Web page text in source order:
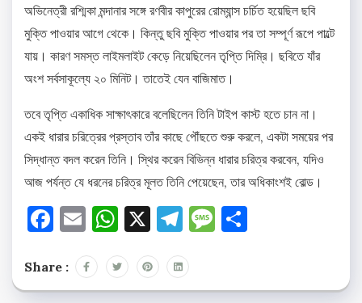
অভিনেত্রী রশ্মিকা মন্দানার সঙ্গে রণবীর কাপুরের রোম্যান্স চর্চিত হয়েছিল ছবি
মুক্তি পাওয়ার আগে থেকে। কিন্তু ছবি মুক্তি পাওয়ার পর তা সম্পূর্ণ রূপে পাল্টে
যায়। কারণ সমস্ত লাইমলাইট কেড়ে নিয়েছিলেন তৃপ্তি দিম্রি। ছবিতে যাঁর
অংশ সর্বসাকূল্যে ২০ মিনিট। তাতেই যেন বাজিমাত।
তবে তৃপ্তি একাধিক সাক্ষাৎকারে বলেছিলেন তিনি টাইপ কাস্ট হতে চান না।
একই ধারার চরিত্রের প্রস্তাব তাঁর কাছে পৌঁছতে শুরু করলে, একটা সময়ের পর
সিদ্ধান্ত বদল করেন তিনি। স্থির করেন বিভিন্ন ধারার চরিত্র করবেন, যদিও
আজ পর্যন্ত যে ধরনের চরিত্র মূলত তিনি পেয়েছেন, তার অধিকাংশই বোল্ড।
Facebook
EmailWhatsApp
X Telegram
Message
Share :